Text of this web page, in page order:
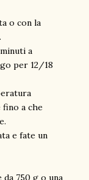
o con la
a
per 12/18
fino a che
e fate un
750 g o una